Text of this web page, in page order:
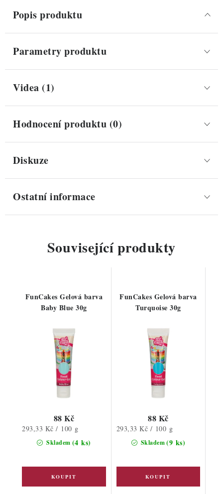
Popis produktu
Parametry produktu
Videa (1)
Hodnocení produktu (0)
Diskuze
Ostatní informace
Související produkty
FunCakes Gelová barva
Baby Blue 30g
Skladem (4 ks)
88 Kč
Měrná
293,33 Kč / 100 g
FunCakes Gelová barva
Turquoise 30g
Skladem(9 ks)
88 Kč
Měrná
293,33 Kč / 100 g